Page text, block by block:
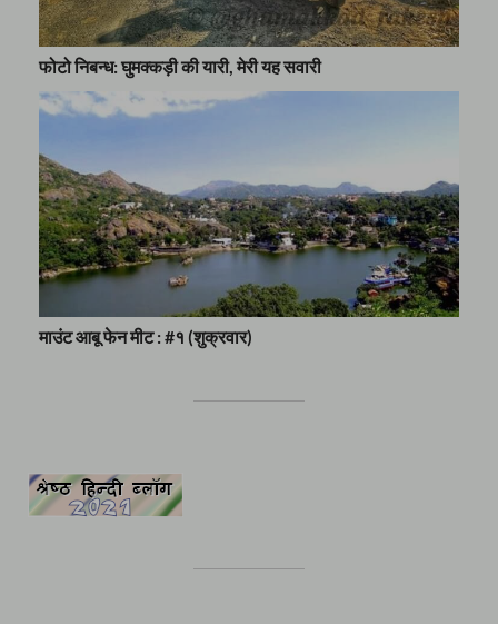
फोटो निबन्ध: घुमक्कड़ी की यारी, मेरी यह सवारी
माउंट आबू फेन मीट : #१ (शुक्रवार)